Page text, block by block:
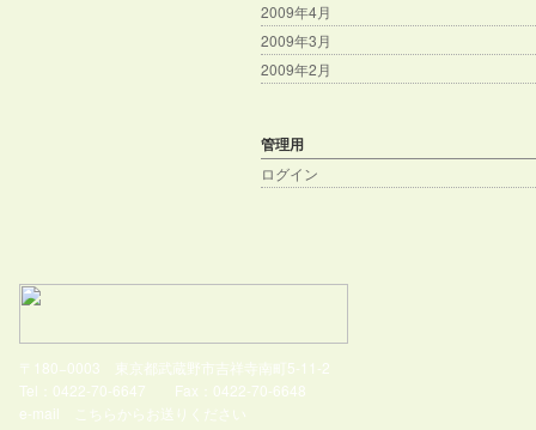
2009年4月
2009年3月
2009年2月
管理用
ログイン
〒180−0003 東京都武蔵野市吉祥寺南町5-11-2
Tel：0422-70-6647 Fax：0422-70-6648
e-mail
こちらからお送りください